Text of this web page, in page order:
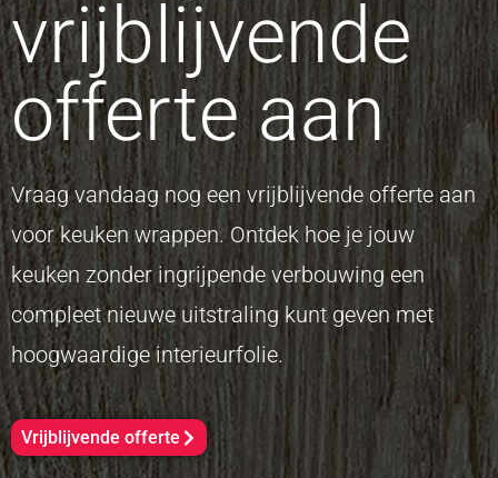
vrijblijvende
offerte aan
Vraag vandaag nog een vrijblijvende offerte aan
voor keuken wrappen. Ontdek hoe je jouw
keuken zonder ingrijpende verbouwing een
compleet nieuwe uitstraling kunt geven met
hoogwaardige interieurfolie.
Vrijblijvende offerte